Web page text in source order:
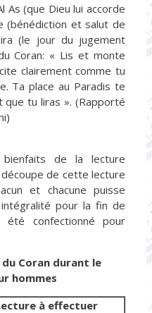
As (que Dieu lui accorde
(bénédiction et salut de
(le jour du jugement
Coran: « Lis et monte
clairement comme tu
Ta place au Paradis te
tu liras ». (Rapporté
de la lecture
de cette lecture
et chacune puisse
pour la fin de
été confectionné pour
Coran durant le
hommes
à effectuer